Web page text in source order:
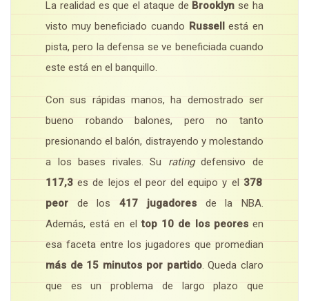
La realidad es que el ataque de Brooklyn se ha
visto muy beneficiado cuando Russellestá en
pista, pero la defensa se ve beneficiada cuando
este está en el banquillo.
Con sus rápidas manos, ha demostrado ser
bueno robando balones, pero no tanto
presionando el balón, distrayendo y molestando
a los bases rivales. Su ratingdefensivo de
117,3 es de lejos el peor del equipo y el 378
peor de los417 jugadoresde la NBA.
Además, está en eltop 10 de los peoresen
esa faceta entre los jugadores que promedian
más de 15 minutos por partido. Queda claro
que es un problema de largo plazo que